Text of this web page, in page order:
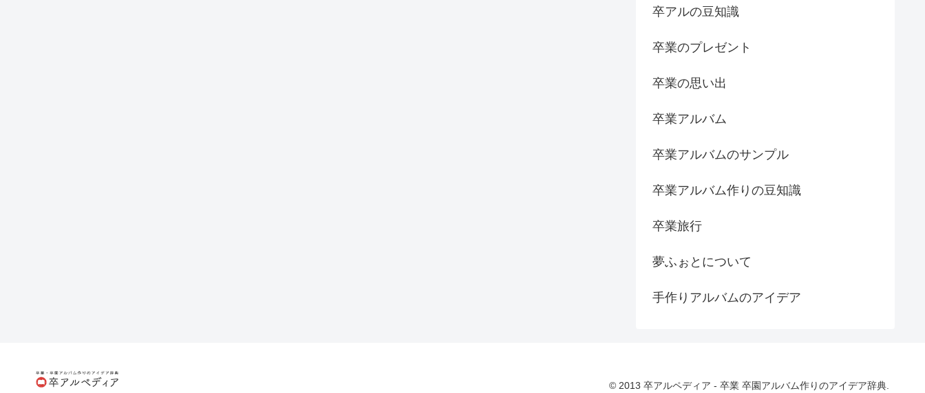
卒アルの豆知識
卒業のプレゼント
卒業の思い出
卒業アルバム
卒業アルバムのサンプル
卒業アルバム作りの豆知識
卒業旅行
夢ふぉとについて
手作りアルバムのアイデア
© 2013 卒アルペディア - 卒業 卒園アルバム作りのアイデア辞典.